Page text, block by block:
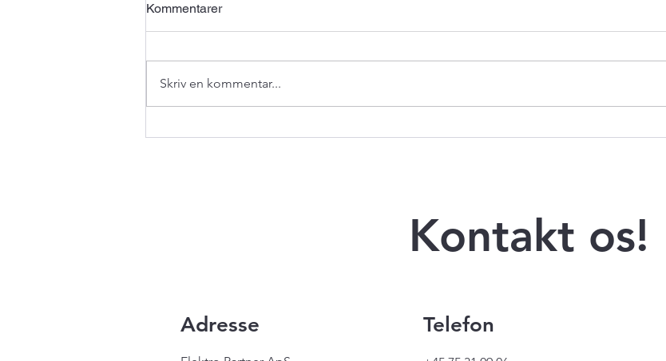
Kommentarer
Skriv en kommentar...
Kontakt os!
Adresse Telefon